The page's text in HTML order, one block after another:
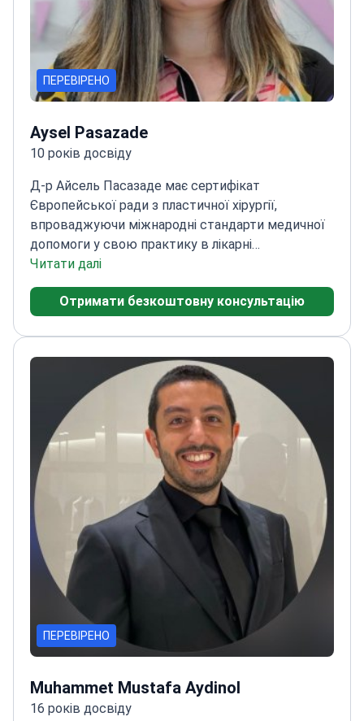
ПЕРЕВІРЕНО
Aysel Pasazade
10 років досвіду
Д-р Айсель Пасазаде має сертифікат
Європейської ради з пластичної хірургії,
впроваджуючи міжнародні стандарти медичної
допомоги у свою практику в лікарні
Quartz. Спеціалізується на методах контурної
пластики тіла для чоловіківПройшла навчання
передовим естетичним та реконструктивним
програмах хірургічної підготовкиФокусується на
природних результатах при забезпеченні
безпеки пацієнтів
Читати далі
Отримати безкоштовну консультацію
ПЕРЕВІРЕНО
Muhammet Mustafa Aydinol
16 років досвіду